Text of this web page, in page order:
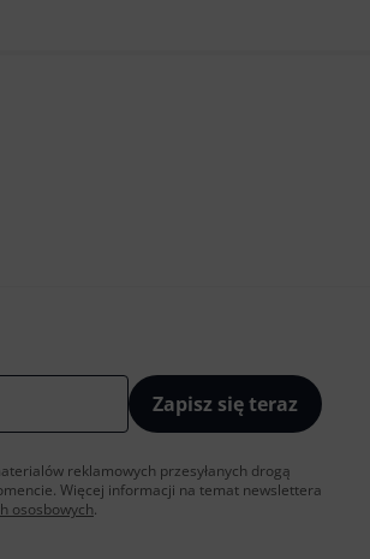
Zapisz się teraz
reklamowych przesyłanych drogą
Więcej informacji na temat newslettera
ososbowych.